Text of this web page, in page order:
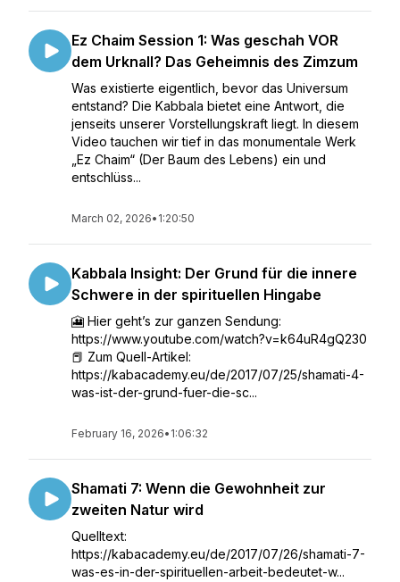
Ez Chaim Session 1: Was geschah VOR
dem Urknall? Das Geheimnis des Zimzum
Was existierte eigentlich, bevor das Universum
entstand? Die Kabbala bietet eine Antwort, die
jenseits unserer Vorstellungskraft liegt. In diesem
Video tauchen wir tief in das monumentale Werk
„Ez Chaim“ (Der Baum des Lebens) ein und
entschlüss...
March 02, 2026• 1:20:50
Kabbala Insight: Der Grund für die innere
Schwere in der spirituellen Hingabe
🎦 Hier geht’s zur ganzen Sendung:
https://www.youtube.com/watch?v=k64uR4gQ230
📕 Zum Quell-Artikel:
https://kabacademy.eu/de/2017/07/25/shamati-4-
was-ist-der-grund-fuer-die-sc...
February 16, 2026• 1:06:32
Shamati 7: Wenn die Gewohnheit zur
zweiten Natur wird
Quelltext:
https://kabacademy.eu/de/2017/07/26/shamati-7-
was-es-in-der-spirituellen-arbeit-bedeutet-w...